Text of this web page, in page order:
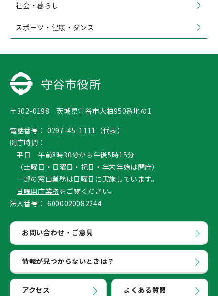
社会・暮らし
スポーツ・健康・ダンス
守谷市役所
〒302-0198 茨城県守谷市大柏950番地の1
電話番号： 0297-45-1111（代表）
開庁時間：
平日 午前8時30分から午後5時15分
（土曜日・日曜日・祝日・年末年始は閉庁）
一部の窓口業務は日曜日に実施しています。
日曜開庁業務をご覧ください。
法人番号： 6000020082244
お問い合わせ・ご意見
情報が見つからないときは？
アクセス よくある質問